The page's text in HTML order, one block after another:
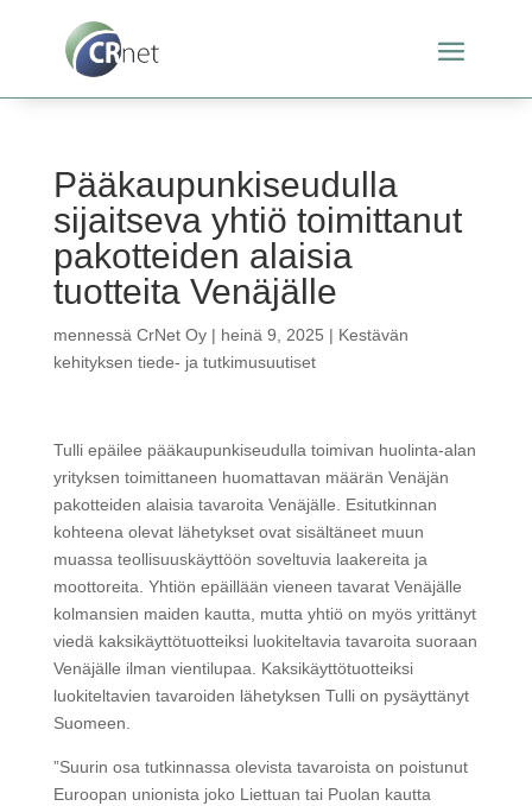
Pääkaupunkiseudulla
sijaitseva yhtiö toimittanut
pakotteiden alaisia
tuotteita Venäjälle
mennessä CrNet Oy| heinä 9, 2025 | Kestävän
kehityksen tiede- ja tutkimusuutiset
Tulli epäilee pääkaupunkiseudulla toimivan huolinta-alan
yrityksen toimittaneen huomattavan määrän Venäjän
pakotteiden alaisia tavaroita Venäjälle. Esitutkinnan
kohteena olevat lähetykset ovat sisältäneet muun
muassa teollisuuskäyttöön soveltuvia laakereita ja
moottoreita. Yhtiön epäillään vieneen tavarat Venäjälle
kolmansien maiden kautta, mutta yhtiö on myös yrittänyt
viedä kaksikäyttötuotteiksi luokiteltavia tavaroita suoraan
Venäjälle ilman vientilupaa. Kaksikäyttötuotteiksi
luokiteltavien tavaroiden lähetyksen Tulli on pysäyttänyt
Suomeen.
”Suurin osa tutkinnassa olevista tavaroista on poistunut
Euroopan unionista joko Liettuan tai Puolan kautta